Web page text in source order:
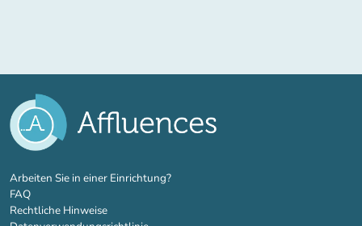
Arbeiten Sie in einer Einrichtung?(new tab)
FAQ
Rechtliche Hinweise